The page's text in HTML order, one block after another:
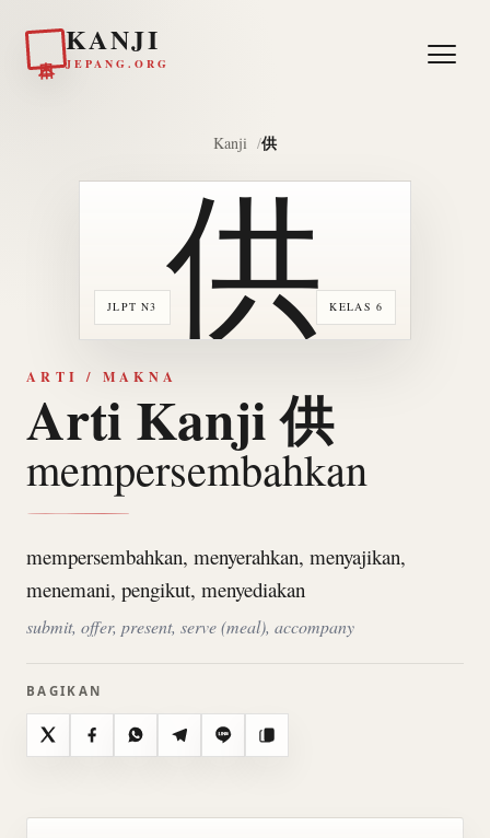
KANJI
JEPANG.ORG
Kanji 供
JLPT N3 KELAS 6
供
ARTI / MAKNA
Arti Kanji 供
mempersembahkan
mempersembahkan, menyerahkan, menyajikan,
menemani, pengikut, menyediakan
submit, offer, present, serve (meal), accompany
BAGIKAN
X FacebookWhatsAppTelegramLine Salin